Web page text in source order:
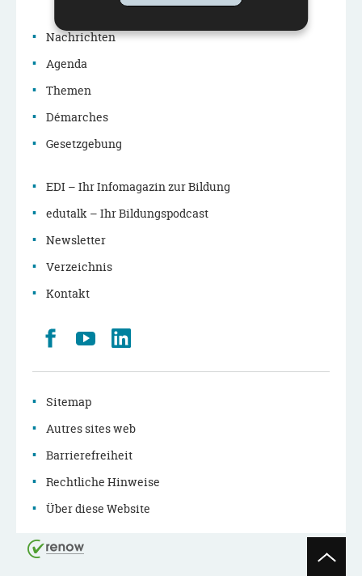
Nachrichten
Agenda
Themen
Démarches
Gesetzgebung
EDI – Ihr Infomagazin zur Bildung
edutalk – Ihr Bildungspodcast
Newsletter
Verzeichnis
Kontakt
Retrouvez
nous
Youtube
Sitemap
Autres sites web
Barrierefreiheit
Rechtliche Hinweise
Über diese Website